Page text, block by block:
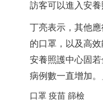
訪客可以進入安養
丁亮表示，其他
的口罩，以及高
安養照護中心固
病例數一直增加。
口罩 疫苗 篩檢